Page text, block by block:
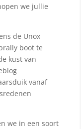
we jullie
de Unox
boot te
kust van
vanaf
we in een soort